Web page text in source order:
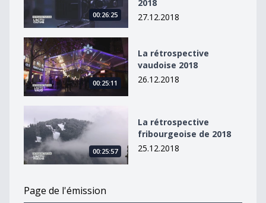
00:26:25
2018
27.12.2018
La rétrospective vaudoise 2018
00:25:11
La rétrospective
vaudoise 2018
26.12.2018
00:25:57
La rétrospective
fribourgeoise de 2018
25.12.2018
Page de l'émission